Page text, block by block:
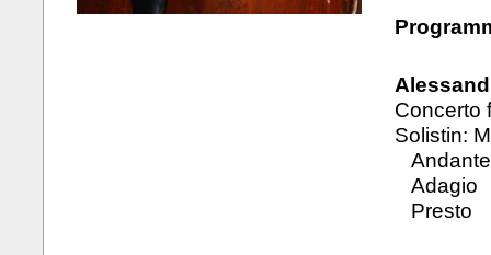
Concerto
Solistin:
Adagio
Presto